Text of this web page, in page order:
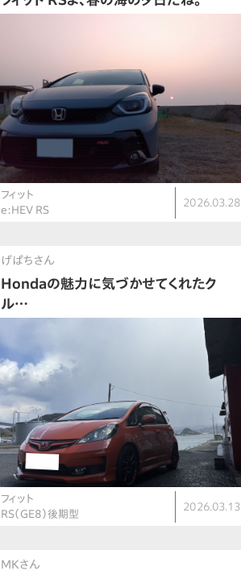
フィット
e:HEV RS
2026.03.28
げぱちさん
Hondaの魅力に気づかせてくれたク
ル…
フィット
RS（GE8）後期型
2026.03.13
MKさん